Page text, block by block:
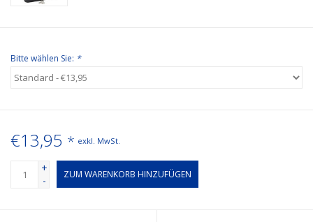
Bitte wählen Sie: *
€13,95 * exkl. MwSt.
+
-
ZUM WARENKORB HINZUFÜGEN